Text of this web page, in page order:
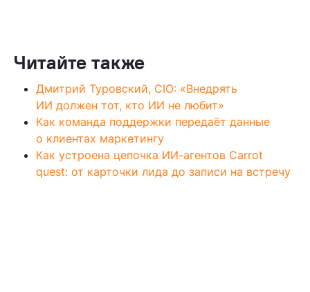
Читайте также
Дмитрий Туровский, CIO: «Внедрять
ИИ должен тот, кто ИИ не любит»
Как команда поддержки передаёт данные
о клиентах маркетингу
Как устроена цепочка ИИ-агентов Carrot
quest: от карточки лида до записи на встречу